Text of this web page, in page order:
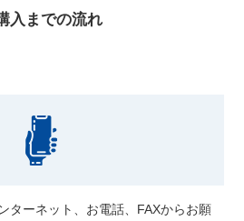
入までの流れ
ターネット、お電話、FAXからお願